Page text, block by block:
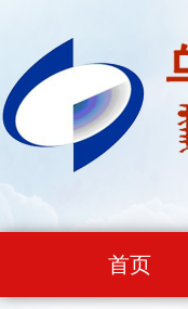
首页